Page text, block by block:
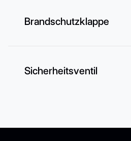
Brandschutzklappe
Sicherheitsventil